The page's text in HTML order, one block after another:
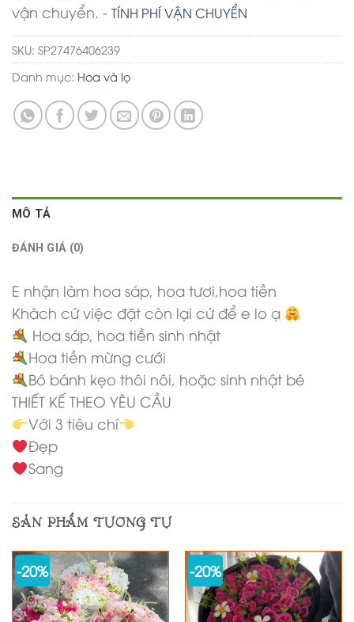
vận chuyển. - TÍNH PHÍ VẬN CHUYỂN
SKU: SP27476406239
Danh mục: Hoa và lọ
MÔ TẢ
ĐÁNH GIÁ (0)
E nhận làm hoa sáp, hoa tươi,hoa tiền
Khách cứ việc đặt còn lại cứ để e lo ạ
Hoa sáp, hoa tiền sinh nhật
Hoa tiền mừng cưới
Bó bánh kẹo thôi nôi, hoặc sinh nhật bé
THIẾT KẾ THEO YÊU CẦU
Với 3 tiêu chí
Đẹp
Sang
SẢN PHẨM TƯƠNG TỰ
-20% -20%